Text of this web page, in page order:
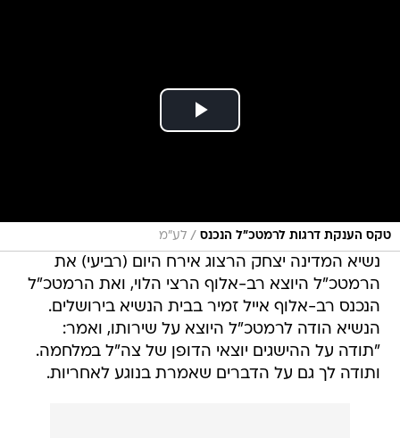
טקס הענקת דרגות לרמטכ"ל הנכנס / לע"מ
נשיא המדינה יצחק הרצוג אירח היום (רביעי) את
הרמטכ"ל היוצא רב-אלוף הרצי הלוי, ואת הרמטכ"ל
הנכנס רב-אלוף אייל זמיר בבית הנשיא בירושלים.
הנשיא הודה לרמטכ"ל היוצא על שירותו, ואמר:
"תודה על ההישגים יוצאי הדופן של צה"ל במלחמה.
ותודה לך גם על הדברים שאמרת בנוגע לאחריות.